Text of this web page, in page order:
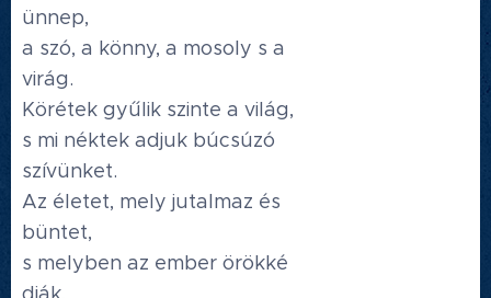
ünnep,
a szó, a könny, a mosoly s a
virág.
Körétek gyűlik szinte a világ,
s mi néktek adjuk búcsúzó
szívünket.
Az életet, mely jutalmaz és
büntet,
s melyben az ember örökké